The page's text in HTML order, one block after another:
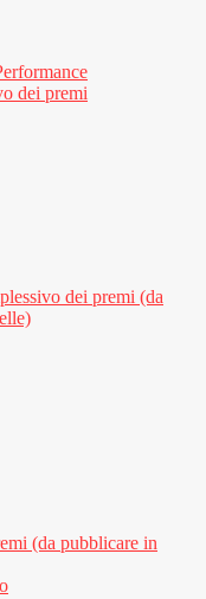
dei premi
dei premi (da
(da pubblicare in